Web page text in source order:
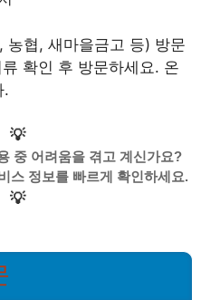
농협, 새마을금고 등) 방문
확인 후 방문하세요. 온
.
💡
중 어려움을 겪고 계신가요?
스 정보를 빠르게 확인하세요.
💡